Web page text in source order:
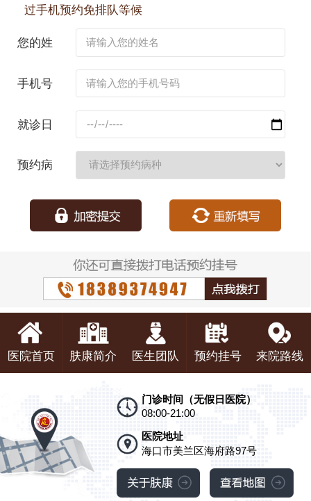
过手机预约免排队等候
您的姓
手机号
就诊日
预约病
医院首页 肤康简介 医生团队 预约挂号 来院路线
门诊时间（无假日医院）
08:00-21:00
医院地址
海口市美兰区海府路97号